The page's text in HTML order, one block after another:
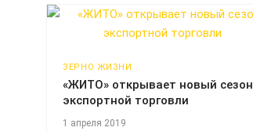
ЗЕРНО ЖИЗНИ
«ЖИТО» открывает новый сезон
экспортной торговли
1 апреля 2019